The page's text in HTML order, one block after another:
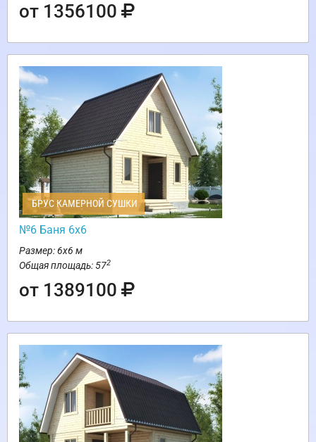
от 1356100
БРУС КАМЕРНОЙ СУШКИ
№6 Баня 6х6
Размер: 6х6 м
Общая площадь: 572
от 1389100